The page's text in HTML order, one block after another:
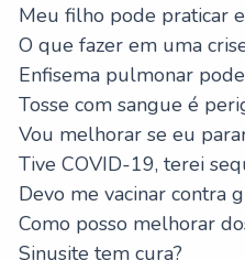
Meu filho pode praticar
O que fazer em uma
Enfisema pulmonar
Tosse com sangue é
Vou melhorar se eu
Tive COVID-19, terei
Devo me vacinar contra
Como posso melhorar
Sinusite tem cura?